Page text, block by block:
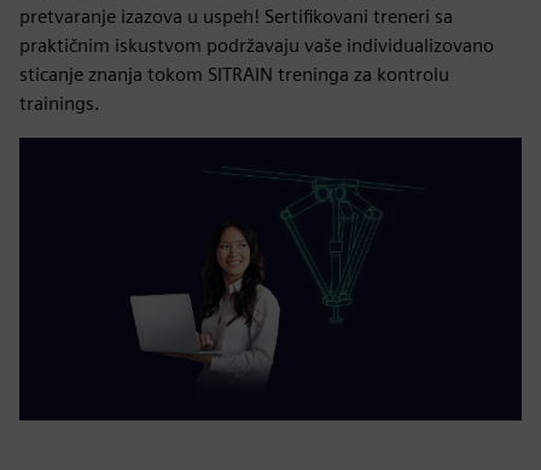
pretvaranje izazova u uspeh! Sertifikovani treneri sa
praktičnim iskustvom podržavaju vaše individualizovano
sticanje znanja tokom SITRAIN treninga za kontrolu
trainings.